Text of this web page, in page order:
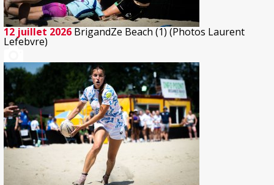
12 juillet 2026 BrigandZe Beach (1) (Photos Laurent
Lefebvre)